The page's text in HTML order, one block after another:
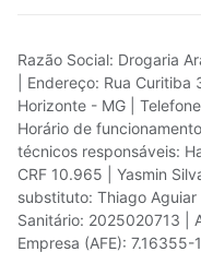
Razão Social: Drogaria
| Endereço: Rua
Horizonte - MG |
Horário de
técnicos responsáveis:
CRF 10.965 | Yasmin
substituto: Thiago Aguiar
Sanitário: 2025020713 |
Empresa (AFE): 7.16355-1